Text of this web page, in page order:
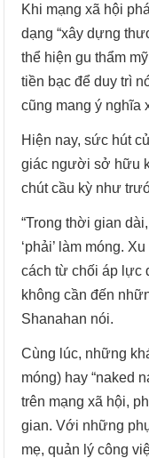
Khi mạng xã hội
dạng “xây dựng
thể hiện gu thẩm
tiền bạc để duy trì
cũng mang ý nghĩa
Hiện nay, sức hút
giác người sở hữu
chút cầu kỳ như
“Trong thời gian
‘phải’ làm móng.
cách từ chối áp lực
không cần đến
Shanahan nói.
Cùng lúc, những
móng) hay “naked
trên mạng xã hội,
gian. Với những
mẹ, quản lý công